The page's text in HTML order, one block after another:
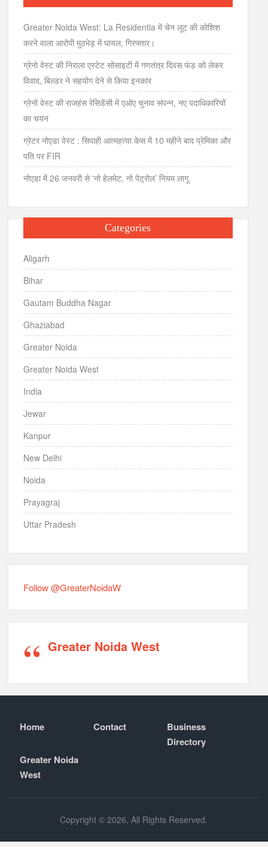
Greater Noida West: La Residentia में चेन लूट की कोशिश
करने वाला आरोपी मुठभेड़ में घायल, गिरफ्तार।
ग्रेनो वेस्ट की निराला एस्टेट सोसाइटी में गणतंत्र दिवस फंड को लेकर
विवाद, बिल्डर ने सहयोग देने से किया इनकार
ग्रेनो वेस्ट की राजहंस रेसिडेंसी में एओए चुनाव संपन्न, नए पदाधिकारियों
का चयन
ग्रेटर नोएडा वेस्ट : सिपाही आत्महत्या केस में 10 महीने बाद प्रेमिका और
पति पर FIR
नोएडा में 26 जनवरी से ‘नो हेलमेट, नो पेट्रोल’ नियम लागू
Categories
Aligarh
Bihar
Gautam Buddha Nagar
Ghaziabad
Greater Noida
Greater Noida West
India
Jewar
Kanpur
New Delhi
Noida
Prayagraj
Uttar Pradesh
Follow @GreaterNoidaW
Greater Noida West
Home Contact
Business
Directory
Greater Noida
West
Copyright © 2026, All Rights Reserved.